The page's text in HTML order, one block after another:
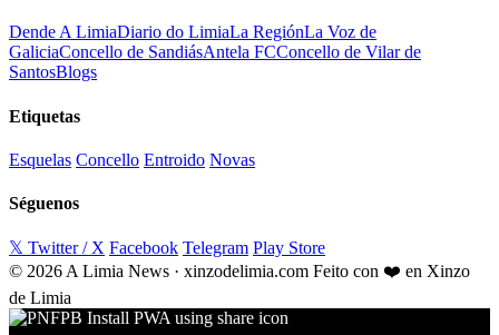
Dende A LimiaDiario do LimiaLa RegiónLa Voz de
GaliciaConcello de SandiásAntela FCConcello de Vilar de
SantosBlogs
Etiquetas
Esquelas Concello Entroido Novas
Séguenos
𝕏 Twitter / X Facebook Telegram Play Store
© 2026 A Limia News · xinzodelimia.com Feito con ❤️ en Xinzo
de Limia